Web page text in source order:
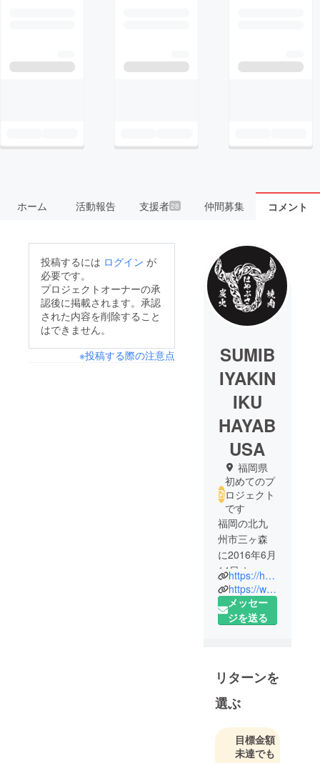
ホーム 活動報告 支援者28 仲間募集 コメント
投稿するには ログイン が
必要です。
プロジェクトオーナーの承
認後に掲載されます。承認
された内容を削除すること
はできません。
※投稿する際の注意点
SUMIB
IYAKIN
IKU
HAYAB
USA
福岡県
初めてのプ
ロジェクト
です
福岡の北九
州市三ヶ森
に2016年6月
14日オープ
ン
炭火焼肉
「はやぶ
掘りごた
つ、個室、
カウンター
もあります
ので
お一人様で
https://hayabusa.owst.jp/
https://www.instagram.com/sumibiyakinikuhayabusa/
メッセー
ジを送る
リターンを
選ぶ
目標金額
未達でも